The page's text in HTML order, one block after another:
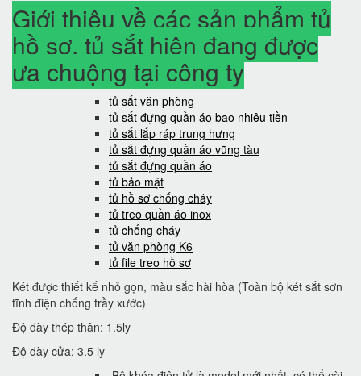
Giới thiệu về các sản phẩm tủ
hồ sơ, tủ sắt hiện đang được
ưa chuộng tại công ty
tủ sắt văn phòng
tủ sắt đựng quần áo bao nhiêu tiền
tủ sắt lắp ráp trung hưng
tủ sắt đựng quần áo vũng tàu
tủ sắt đựng quần áo
tủ bảo mật
tủ hồ sơ chống cháy
tủ treo quần áo inox
tủ chống cháy
tủ văn phòng K6
tủ file treo hồ sơ
Két được thiết kế nhỏ gọn, màu sắc hài hòa (Toàn bộ két sắt sơn
tĩnh điện chống trầy xước)
Độ dày thép thân: 1.5ly
Độ dày cửa: 3.5 ly